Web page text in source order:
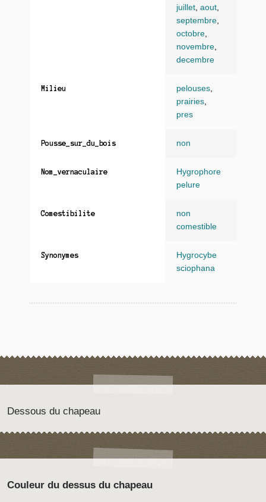
juillet, aout,
septembre,
octobre,
novembre,
decembre
Milieu pelouses,
prairies,
pres
Pousse_sur_du_bois non
Nom_vernaculaire
Hygrophore
pelure
Comestibilite
non
comestible
Synonymes
Hygrocybe
sciophana
Dessous du chapeau
Couleur du dessus du chapeau